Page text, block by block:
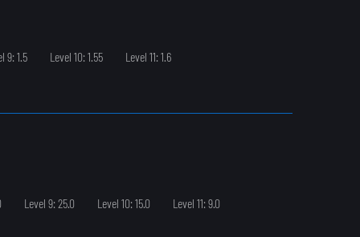
9: 1.5 Level 10: 1.55
Level 11: 1.6
Level 9: 25.0 Level 10: 15.0
Level 11: 9.0